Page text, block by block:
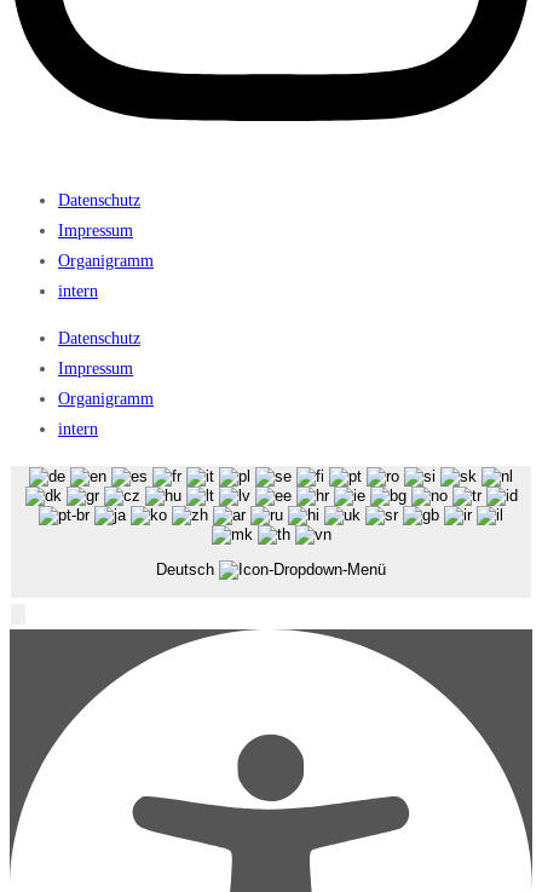
Datenschutz
Impressum
Organigramm
intern
Datenschutz
Impressum
Organigramm
intern
Deutsch